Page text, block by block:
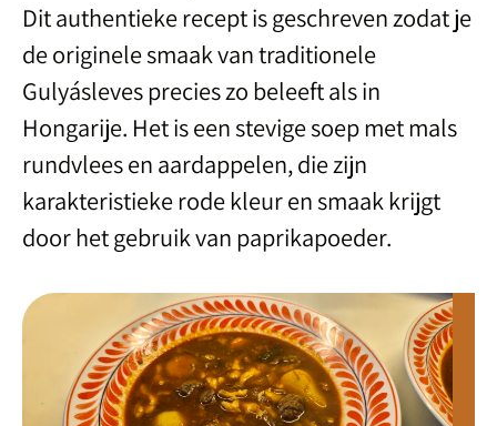
Dit authentieke recept is geschreven zodat je
de originele smaak van traditionele
Gulyásleves precies zo beleeft als in
Hongarije. Het is een stevige soep met mals
rundvlees en aardappelen, die zijn
karakteristieke rode kleur en smaak krijgt
door het gebruik van paprikapoeder.